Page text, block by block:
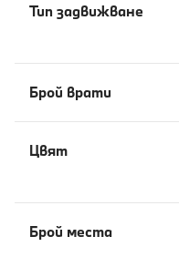
Тип задвижване
Брой врати
Цвят
Брой места